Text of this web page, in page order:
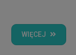
WIĘCEJ